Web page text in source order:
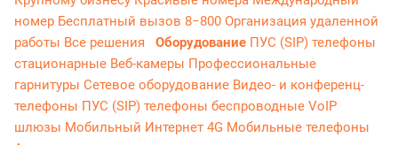
номер Бесплатный вызов 8−800 Организация удаленной
работы Все решения Оборудование ПУС (SIP) телефоны
стационарные Веб-камеры Профессиональные
гарнитуры Сетевое оборудование Видео- и конференц-
телефоны ПУС (SIP) телефоны беспроводные VoIP
шлюзы Мобильный Интернет 4G Мобильные телефоны